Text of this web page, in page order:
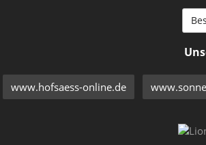
www.hofsaess-online.de